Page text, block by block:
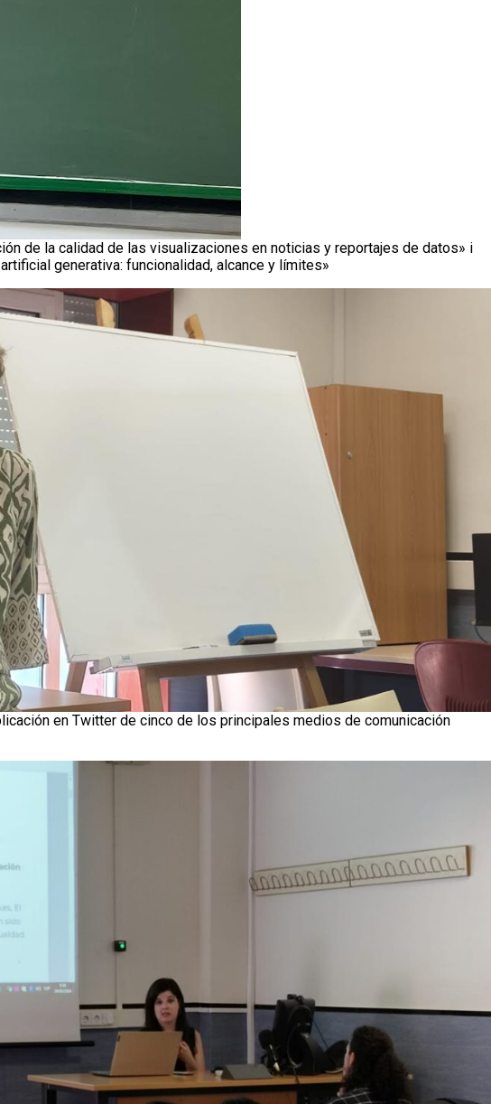
de la calidad de las visualizaciones en noticias y reportajes de datos» i
generativa: funcionalidad, alcance y límites»
en Twitter de cinco de los principales medios de comunicación